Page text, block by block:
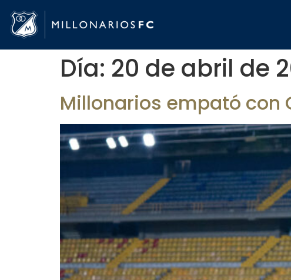
Día: 20 de abril de
Millonarios empató con